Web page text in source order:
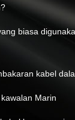
biasa
kabel
Marin